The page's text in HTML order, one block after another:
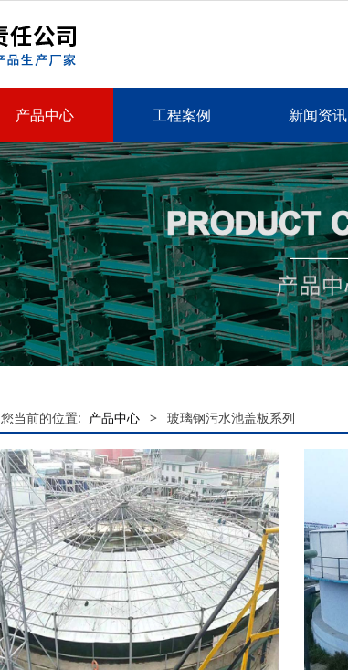
产品中心 工程案例 新闻资讯
您当前的位置: 产品中心 > 玻璃钢污水池盖板系列